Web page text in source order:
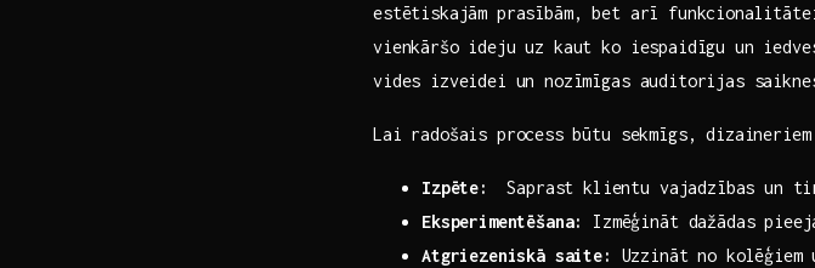
estētiskajām prasībām, bet arī
vienkāršo ideju uz kaut ko iespaidīgu un
vides izveidei un nozīmīgas auditorijas
Lai radošais ​process⁢ būtu sekmīgs,
Izpēte:
Saprast klientu vajadzības un
Eksperimentēšana:
Izmēģināt dažādas
Atgriezeniskā saite:
Uzzināt no